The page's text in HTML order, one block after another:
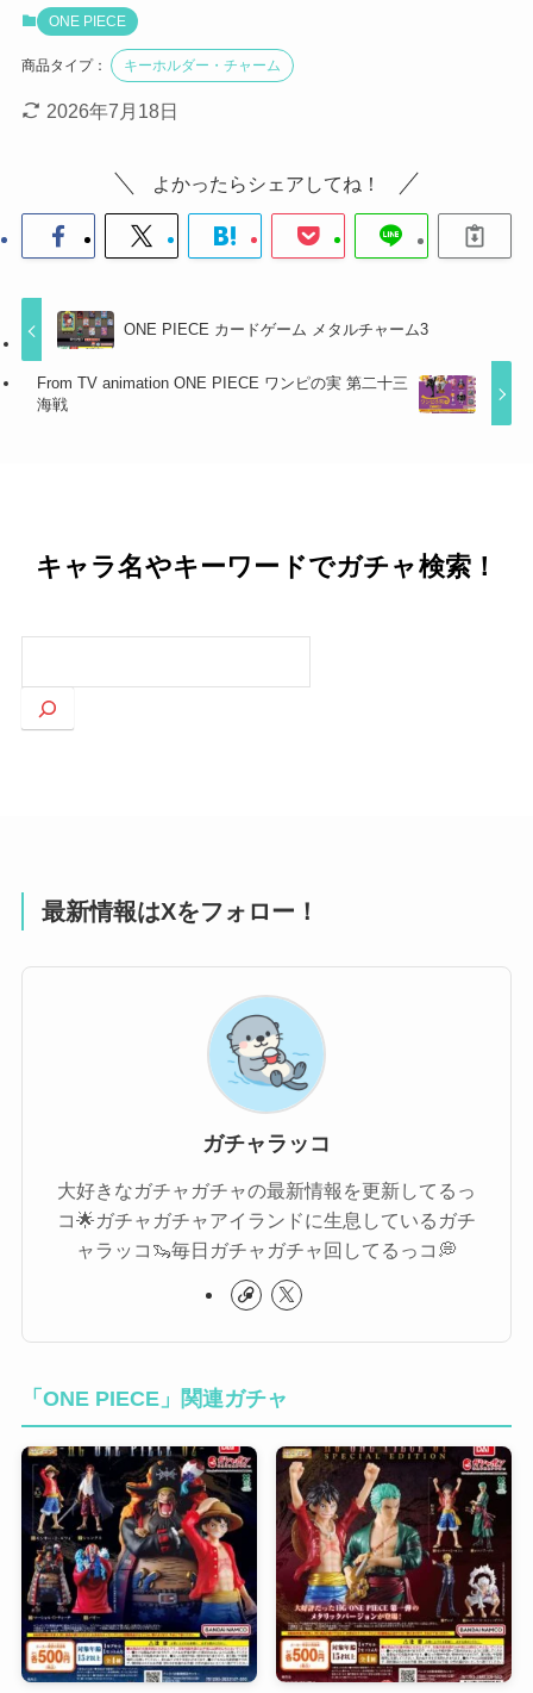
ONE PIECE
商品タイプ： キーホルダー・チャーム
2026年7月18日
よかったらシェアしてね！
ONE PIECE カードゲーム メタルチャーム3
From TV animation ONE PIECE ワンピの実 第二十三
海戦
キャラ名やキーワードでガチャ検索！
索
最新情報はXをフォロー！
ガチャラッコ
大好きなガチャガチャの最新情報を更新してるっ
コ🌟ガチャガチャアイランドに生息しているガチ
ャラッコ🦦毎日ガチャガチャ回してるっコ💭
「ONE PIECE」関連ガチャ